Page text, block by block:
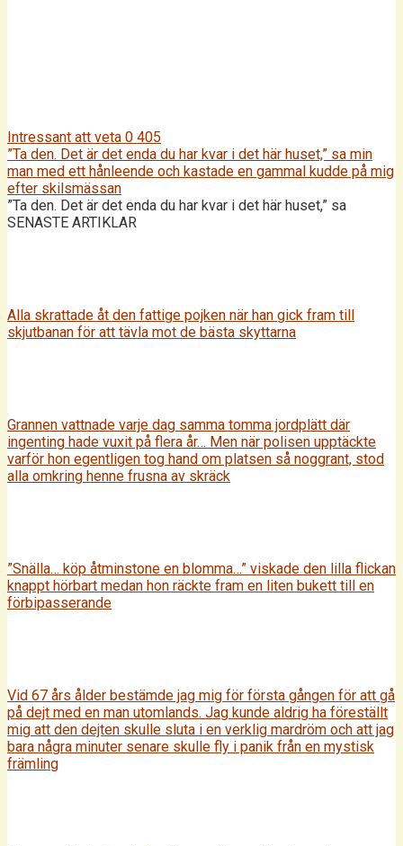
Intressant att veta 0 405
”Ta den. Det är det enda du har kvar i det här huset,” sa min
man med ett hånleende och kastade en gammal kudde på mig
efter skilsmässan
”Ta den. Det är det enda du har kvar i det här huset,” sa
SENASTE ARTIKLAR
Alla skrattade åt den fattige pojken när han gick fram till
skjutbanan för att tävla mot de bästa skyttarna
Grannen vattnade varje dag samma tomma jordplätt där
ingenting hade vuxit på flera år… Men när polisen upptäckte
varför hon egentligen tog hand om platsen så noggrant, stod
alla omkring henne frusna av skräck
”Snälla… köp åtminstone en blomma…” viskade den lilla flickan
knappt hörbart medan hon räckte fram en liten bukett till en
förbipasserande
Vid 67 års ålder bestämde jag mig för första gången för att gå
på dejt med en man utomlands. Jag kunde aldrig ha föreställt
mig att den dejten skulle sluta i en verklig mardröm och att jag
bara några minuter senare skulle fly i panik från en mystisk
främling